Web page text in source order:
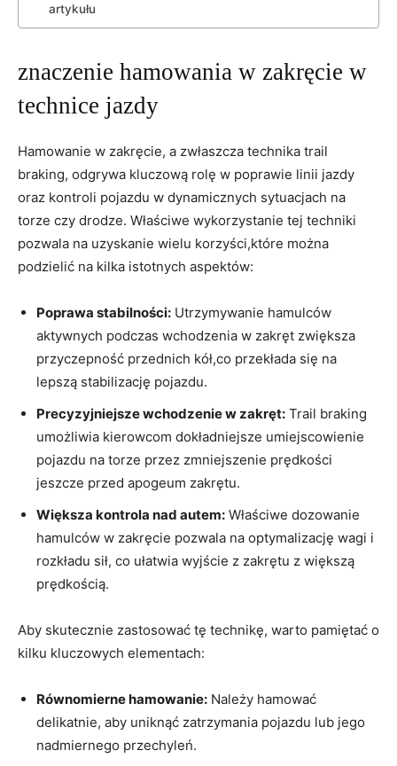
artykułu
znaczenie hamowania w zakręcie w
technice jazdy
Hamowanie w zakręcie, a zwłaszcza technika trail
braking, odgrywa kluczową rolę w poprawie linii jazdy
oraz kontroli pojazdu w dynamicznych sytuacjach na
torze czy drodze. Właściwe wykorzystanie tej techniki
pozwala na uzyskanie wielu korzyści,które można
podzielić na kilka istotnych aspektów:
Poprawa stabilności: Utrzymywanie hamulców
aktywnych podczas wchodzenia w zakręt zwiększa
przyczepność przednich kół,co przekłada się na
lepszą stabilizację pojazdu.
Precyzyjniejsze wchodzenie w zakręt: Trail braking
umożliwia kierowcom dokładniejsze umiejscowienie
pojazdu na torze przez zmniejszenie prędkości
jeszcze przed apogeum zakrętu.
Większa kontrola nad autem: Właściwe dozowanie
hamulców w zakręcie pozwala na optymalizację wagi i
rozkładu sił, co ułatwia wyjście z zakrętu z większą
prędkością.
Aby skutecznie zastosować tę technikę, warto pamiętać o
kilku kluczowych elementach:
Równomierne hamowanie: Należy hamować
delikatnie, aby uniknąć zatrzymania pojazdu lub jego
nadmiernego przechyleń.